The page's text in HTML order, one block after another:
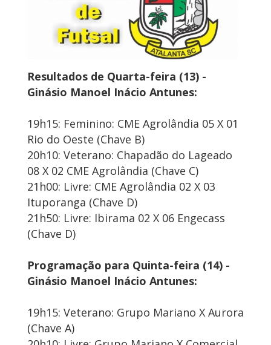
Resultados de Quarta-feira (13) -
Ginásio Manoel Inácio Antunes:
19h15: Feminino: CME Agrolândia 05 X 01
Rio do Oeste (Chave B)
20h10: Veterano: Chapadão do Lageado
08 X 02 CME Agrolândia (Chave C)
21h00: Livre: CME Agrolândia 02 X 03
Ituporanga (Chave D)
21h50: Livre: Ibirama 02 X 06 Engecass
(Chave D)
Programação para Quinta-feira (14) -
Ginásio Manoel Inácio Antunes:
19h15: Veterano: Grupo Mariano X Aurora
(Chave A)